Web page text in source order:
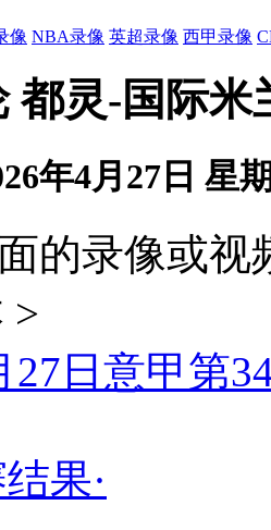
像 NBA录像 英超录像 西甲录像
都灵-国际
年4月27日 星
的录像或
>
27日意甲第
果·